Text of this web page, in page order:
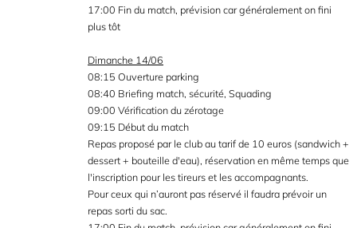
17:00 Fin du match, prévision car généralement on fini
plus tôt
Dimanche 14/06
08:15 Ouverture parking
08:40 Briefing match, sécurité, Squading
09:00 Vérification du zérotage
09:15 Début du match
Repas proposé par le club au tarif de 10 euros (sandwich +
dessert + bouteille d'eau), réservation en même temps que
l'inscription pour les tireurs et les accompagnants.
Pour ceux qui n’auront pas réservé il faudra prévoir un
repas sorti du sac.